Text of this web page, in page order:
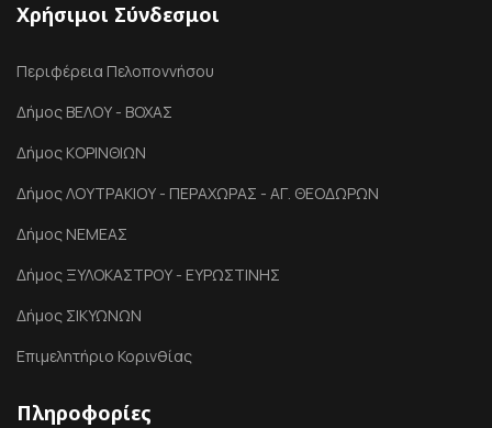
Χρήσιμοι Σύνδεσμοι
Περιφέρεια Πελοποννήσου
Δήμος ΒΕΛΟΥ - ΒΟΧΑΣ
Δήμος ΚΟΡΙΝΘΙΩΝ
Δήμος ΛΟΥΤΡΑΚΙΟΥ - ΠΕΡΑΧΩΡΑΣ - ΑΓ. ΘΕΟΔΩΡΩΝ
Δήμος ΝΕΜΕΑΣ
Δήμος ΞΥΛΟΚΑΣΤΡΟΥ - ΕΥΡΩΣΤΙΝΗΣ
Δήμος ΣΙΚΥΩΝΩΝ
Επιμελητήριο Κορινθίας
Πληροφορίες